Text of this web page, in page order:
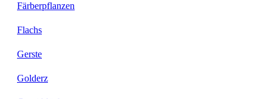
Färberpflanzen
Flachs
Gerste
Golderz